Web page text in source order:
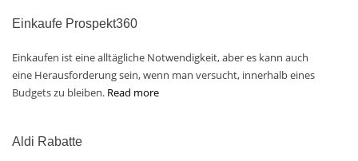
Einkaufe Prospekt360
Einkaufen ist eine alltägliche Notwendigkeit, aber es kann auch
eine Herausforderung sein, wenn man versucht, innerhalb eines
Budgets zu bleiben. Read more
Aldi Rabatte